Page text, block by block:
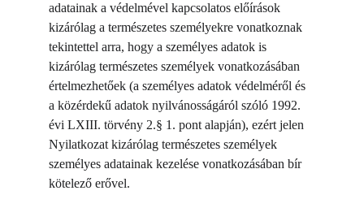
adatainak a védelmével kapcsolatos előírások
kizárólag a természetes személyekre vonatkoznak
tekintettel arra, hogy a személyes adatok is
kizárólag természetes személyek vonatkozásában
értelmezhetőek (a személyes adatok védelméről és
a közérdekű adatok nyilvánosságáról szóló 1992.
évi LXIII. törvény 2.§ 1. pont alapján), ezért jelen
Nyilatkozat kizárólag természetes személyek
személyes adatainak kezelése vonatkozásában bír
kötelező erővel.